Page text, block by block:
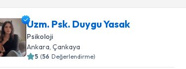
Uzm. Psk. Duygu Yasak
Psikoloji
Ankara , Çankaya
5 (56 Değerlendirme)